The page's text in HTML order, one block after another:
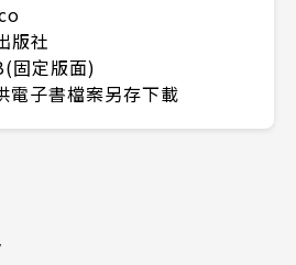
版社
固定版面)
電子書檔案另存下載